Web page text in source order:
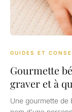
GUIDES ET
Gourmette
graver et à
Une gourmette de